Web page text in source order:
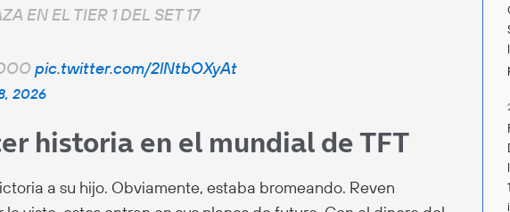
EN EL TIER 1 DEL SET 17
pic.twitter.com/2lNtbOXyAt
2026
historia en el mundial de TFT
a su hijo. Obviamente, estaba bromeando. Reven